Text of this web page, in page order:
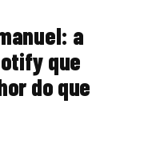
a
que
do que